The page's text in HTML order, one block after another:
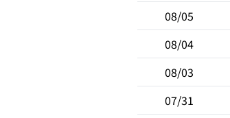
08/05
08/04
08/03
07/31